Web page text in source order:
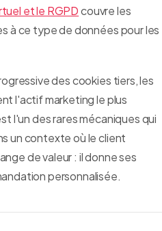
et le RGPDcouvre les
à ce type de données pour les
des cookies tiers, les
l'actif marketing le plus
l'un des rares mécaniques qui
un contexte où le client
de valeur : il donne ses
personnalisée.